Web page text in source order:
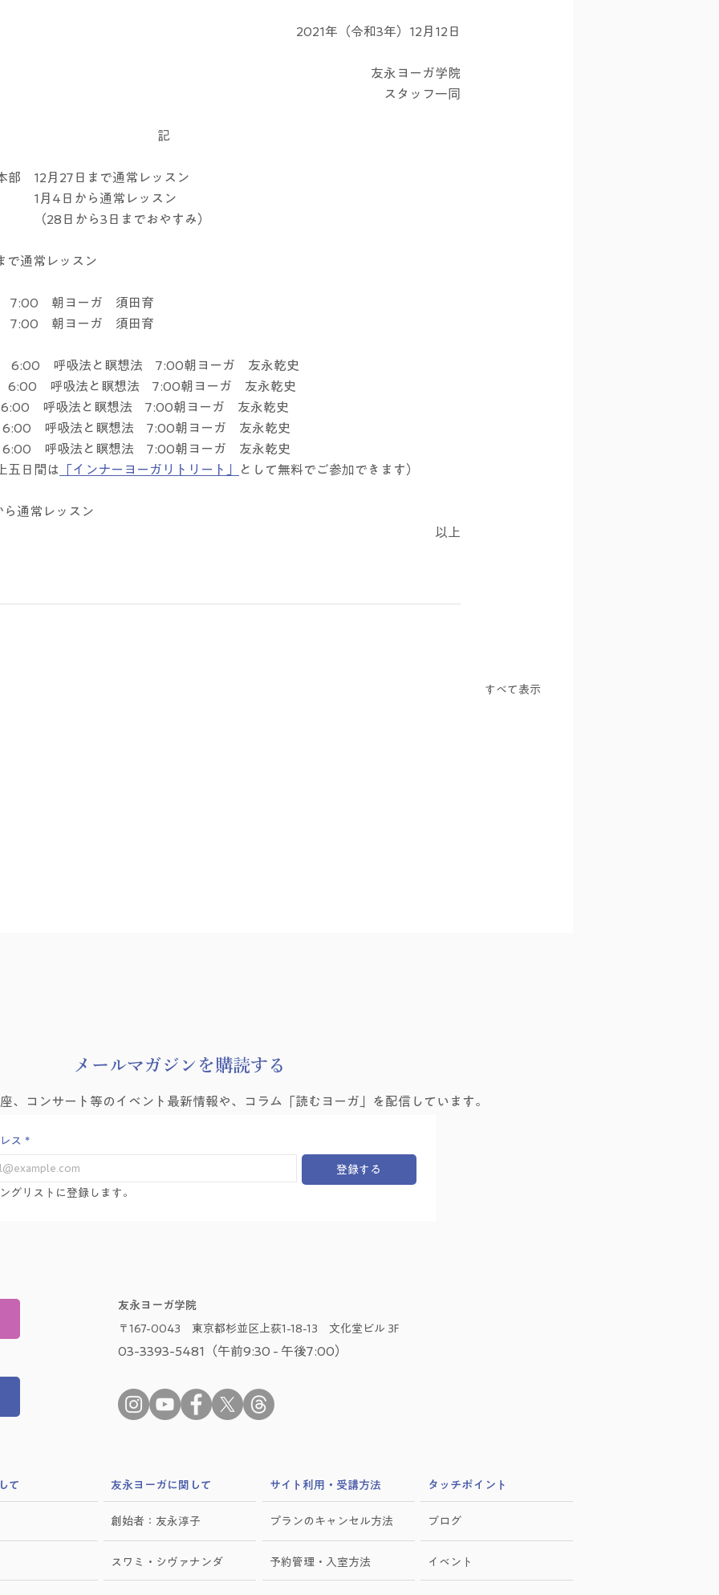
2021年（令和3年）12月12日
友永ヨーガ学院
スタッフ一同
記
部　12月27日まで通常レッスン
通常レッスン
日までおやすみ）
で通常レッスン
ヨーガ　須田育
ヨーガ　須田育
法と瞑想法　7:00朝ヨーガ　友永乾史
法と瞑想法　7:00朝ヨーガ　友永乾史
と瞑想法　7:00朝ヨーガ　友永乾史
と瞑想法　7:00朝ヨーガ　友永乾史
と瞑想法　7:00朝ヨーガ　友永乾史
間は
「インナーヨーガリトリート」 として無料でご参加できます）
ッスン
以上
すべて表示
う？
くものすなわちみのる）』
​メールマガジンを購読する
、コンサート等のイベント最新情報や、コラム「読むヨーガ」を配信しています。
ス *
登録する
グリストに登録します。
友永ヨーガ学院
〒167-0043 東京都杉並区上荻1-18-13 文化堂ビル 3F
03-3393-5481（午前9:30 - 午後7:00）
て ​友永ヨーガに関して
創始者：友永淳子
スワミ・シヴァナンダ
サイト利用・受講方法
プランのキャンセル方法
予約管理・入室方法
​タッチポイント
ブログ
イベント